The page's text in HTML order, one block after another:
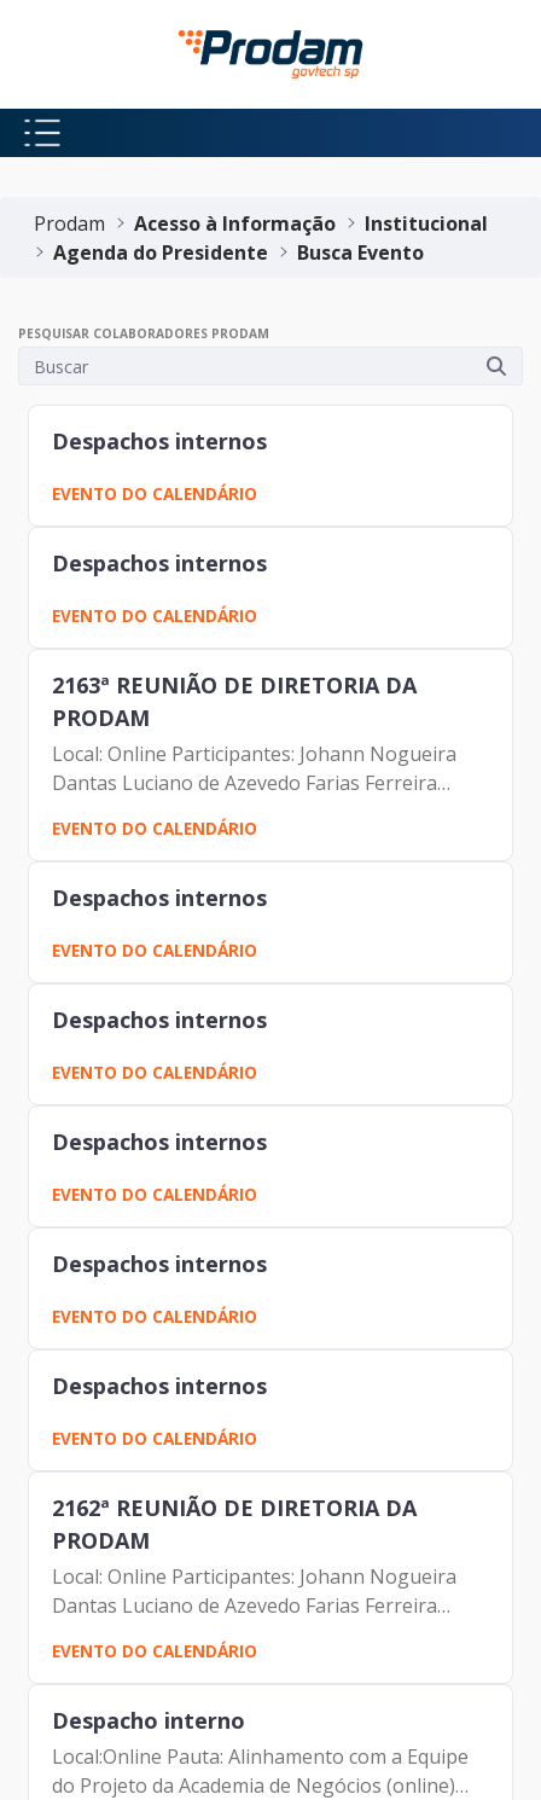
Pular para o Conteúdo principal
Prodam
Acesso à Informação
Institucional
Agenda do Presidente
Busca Evento
PESQUISAR COLABORADORES PRODAM
Despachos internos
EVENTO DO CALENDÁRIO
Despachos internos
EVENTO DO CALENDÁRIO
2163ª REUNIÃO DE DIRETORIA DA
PRODAM
Local: Online Participantes: Johann Nogueira
Dantas Luciano de Azevedo Farias Ferreira
Carolina Magnani Hiromoto Valdir Wilson
Lamana Fernando Josenias Vieira do
Nascimento Rubens Francisco de...
EVENTO DO CALENDÁRIO
Despachos internos
EVENTO DO CALENDÁRIO
Despachos internos
EVENTO DO CALENDÁRIO
Despachos internos
EVENTO DO CALENDÁRIO
Despachos internos
EVENTO DO CALENDÁRIO
Despachos internos
EVENTO DO CALENDÁRIO
2162ª REUNIÃO DE DIRETORIA DA
PRODAM
Local: Online Participantes: Johann Nogueira
Dantas Luciano de Azevedo Farias Ferreira
Carolina Magnani Hiromoto Valdir Wilson
Lamana Fernando Josenias Vieira do
Nascimento Rubens Francisco de...
EVENTO DO CALENDÁRIO
Despacho interno
Local:Online Pauta: Alinhamento com a Equipe
do Projeto da Academia de Negócios (online)